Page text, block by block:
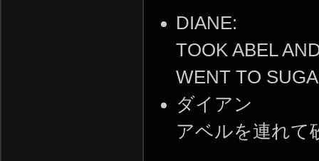
DIANE:
TOOK ABEL
WENT TO
ダイアン
アベルを連れて